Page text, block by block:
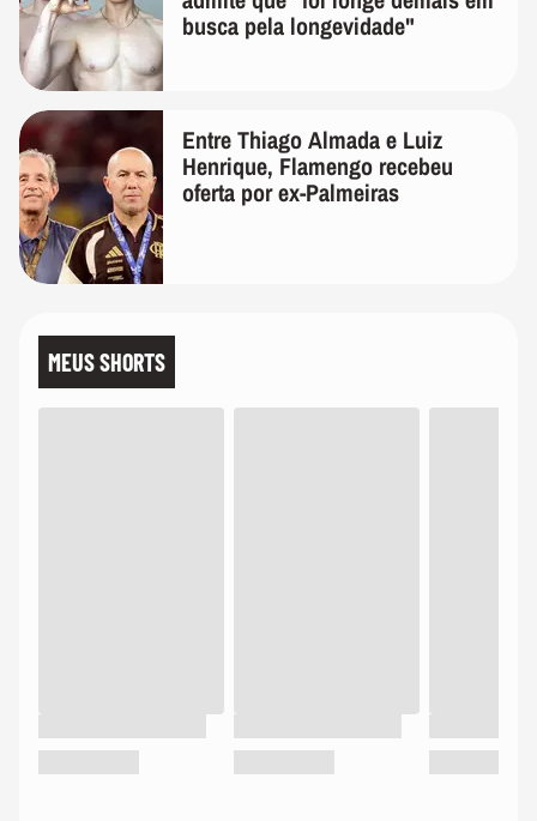
busca pela longevidade"
Entre Thiago Almada e Luiz
Henrique, Flamengo recebeu
oferta por ex-Palmeiras
MEUS SHORTS